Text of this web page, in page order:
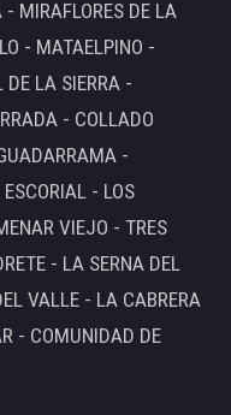
MIRAFLORES DE LA
- MATAELPINO -
DE LA SIERRA -
- COLLADO
-
- LOS
VIEJO - TRES
- LA SERNA DEL
VALLE - LA CABRERA
- COMUNIDAD DE